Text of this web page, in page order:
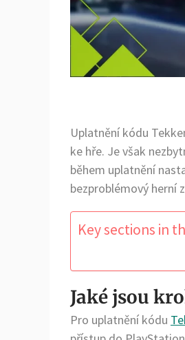
Uplatnění kódu
ke hře. Je však
během uplatnění
bezproblémový herní
Key sections in
Jaké jsou
Pro uplatnění kódu